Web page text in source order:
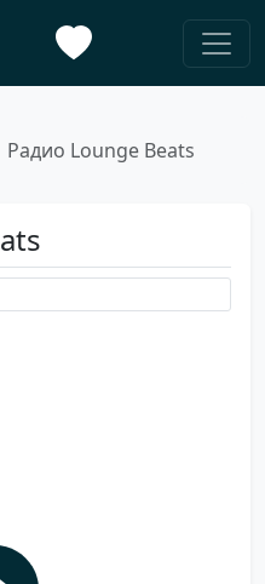
Радио Lounge Beats